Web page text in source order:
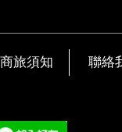
商旅須知 聯絡